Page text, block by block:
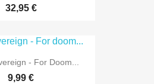
32,95 €
- For Doom...
9,99 €